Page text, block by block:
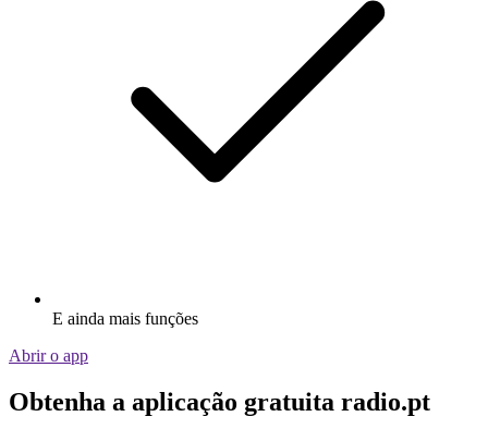
E ainda mais funções
Abrir o app
Obtenha a aplicação gratuita radio.pt